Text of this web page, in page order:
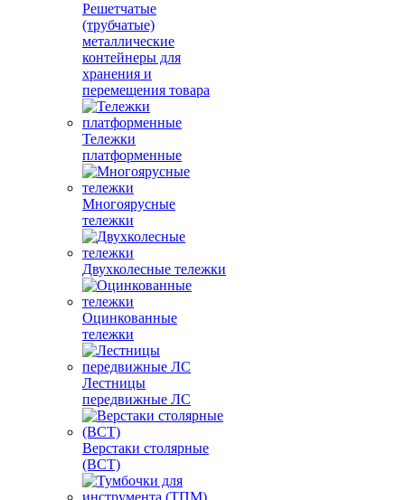
Решетчатые
(трубчатые)
металлические
контейнеры для
хранения и
перемещения товара
Тележки
платформенные
Многоярусные
тележки
Двухколесные тележки
Оцинкованные
тележки
Лестницы
передвижные ЛС
Верстаки столярные
(ВСТ)